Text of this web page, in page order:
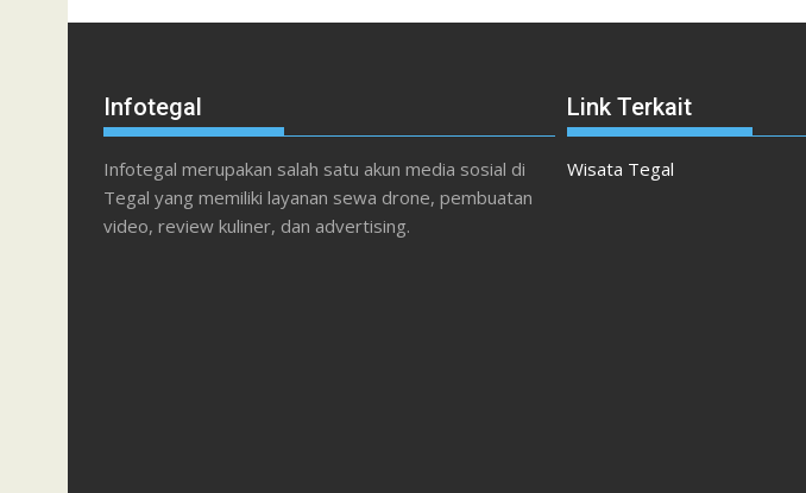
Infotegal
Infotegal merupakan salah satu akun media sosial di
Tegal yang memiliki layanan sewa drone, pembuatan
video, review kuliner, dan advertising.
Link Terkait
Wisata Tegal